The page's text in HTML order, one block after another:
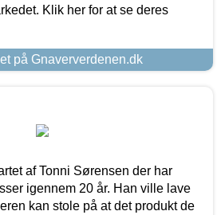
Klik her for at se deres
på Gnaververdenen.dk
af Tonni Sørensen der har
igennem 20 år. Han ville lave
kan stole på at det produkt de